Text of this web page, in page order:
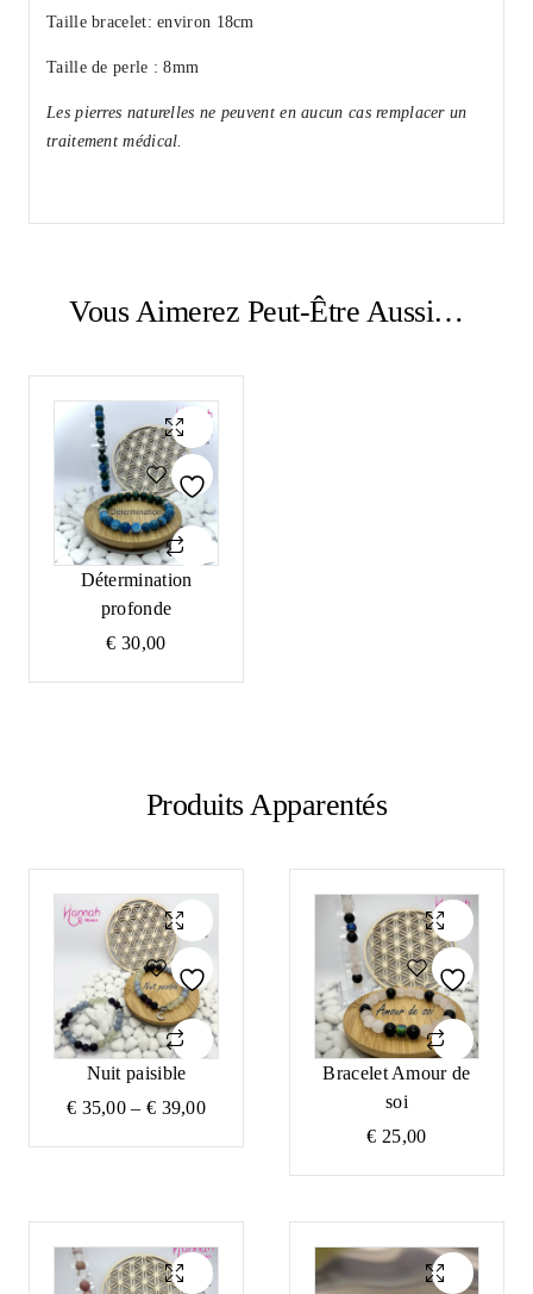
Taille bracelet: environ 18cm
Taille de perle : 8mm
Les pierres naturelles ne peuvent en aucun cas remplacer un
traitement médical.
Vous Aimerez Peut-Être Aussi…
Détermination
profonde
€ 30,00
Produits Apparentés
Nuit paisible
€ 35,00 – € 39,00Price
€ 39,00
Bracelet Amour de
soi
€ 25,00